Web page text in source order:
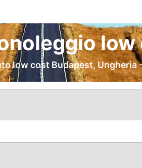
low
low cost Budapest, Ungheria